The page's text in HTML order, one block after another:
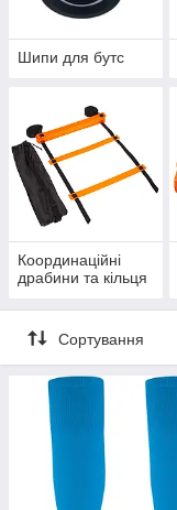
Шипи для бутс
Координаційні
драбини та кільця
Сортування